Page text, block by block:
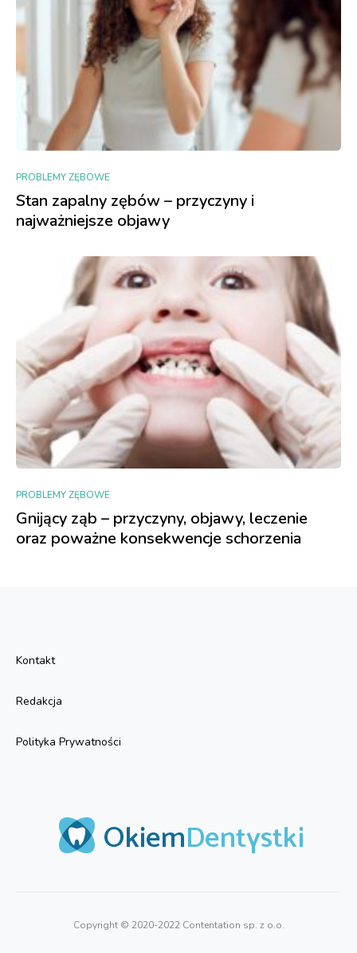
PROBLEMY ZĘBOWE
Stan zapalny zębów – przyczyny i
najważniejsze objawy
PROBLEMY ZĘBOWE
Gnijący ząb – przyczyny, objawy, leczenie
oraz poważne konsekwencje schorzenia
Kontakt
Redakcja
Polityka Prywatności
Copyright © 2020-2022 Contentation sp. z o.o.